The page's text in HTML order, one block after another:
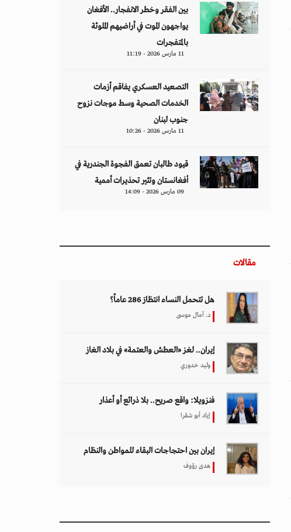
بين الفقر وخطر الانفجار.. الأفغان
يواجهون الموت في أراضيهم الملوثة
بالمتفجرات
11 مارس 2026 - 11:19
التصعيد العسكري يفاقم أزمات
الخدمات الصحية وسط موجات نزوح
جنوب لبنان
11 مارس 2026 - 10:26
قيود طالبان تعمق الفجوة الجندرية في
أفغانستان وتثير تحذيرات أممية
09 مارس 2026 - 14:09
مقالات
هل تتحمل النساء انتظارَ 286 عاماً؟
د. آمال موسى
إيران.. لغز «العطش والعتمة» في بلاد الغاز
وليد خدوري
فنزويلا: واقع صريح.. بلا ذرائع أو أعذار
إياد أبو شقرا
إيران بين احتجاجات البقاء للمواطن والنظام
هدى رؤوف